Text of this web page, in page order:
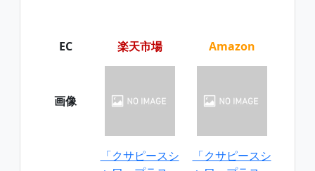
EC 楽天市場 Amazon
画像
「クサピースシ
「クサピースシ